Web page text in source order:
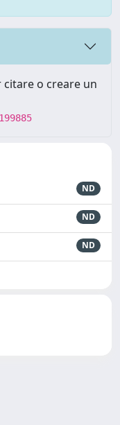
o creare un
ND
ND
ND